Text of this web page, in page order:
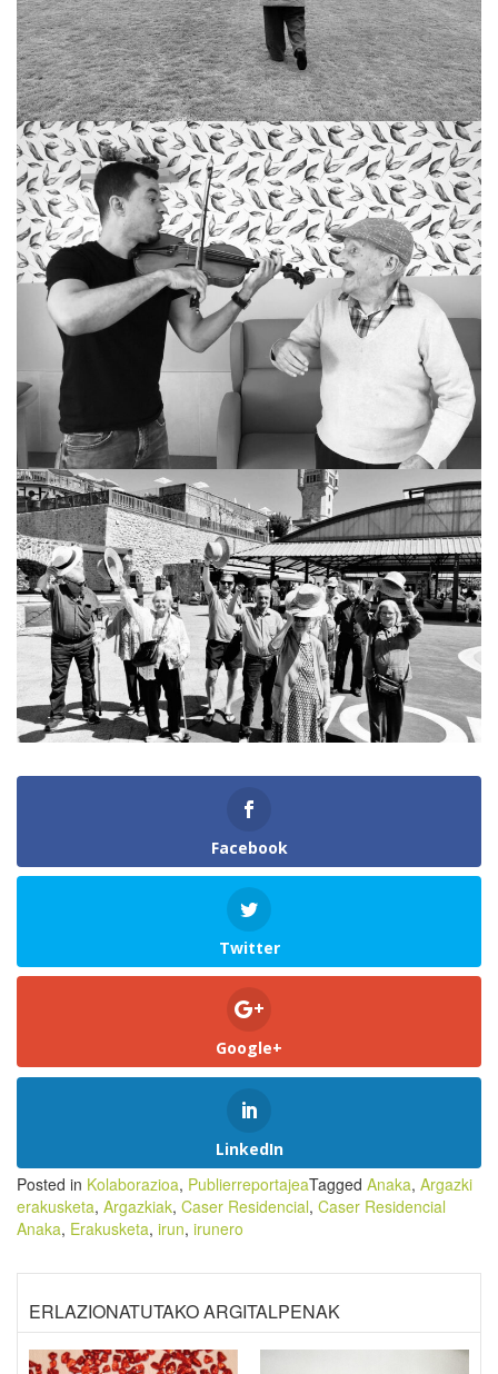
Facebook
Twitter
Google+
LinkedIn
Posted in Kolaborazioa, PublierreportajeaTagged Anaka, Argazki
erakusketa, Argazkiak, Caser Residencial, Caser Residencial
Anaka, Erakusketa, irun, irunero
ERLAZIONATUTAKO ARGITALPENAK